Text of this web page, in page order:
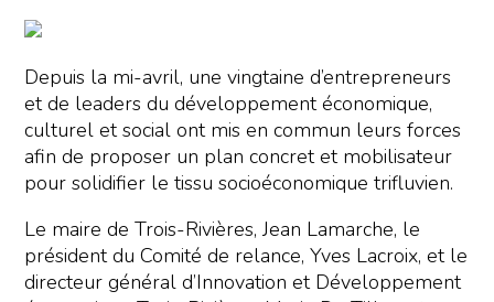
Depuis la mi-avril, une vingtaine d’entrepreneurs
et de leaders du développement économique,
culturel et social ont mis en commun leurs forces
afin de proposer un plan concret et mobilisateur
pour solidifier le tissu socioéconomique trifluvien.
Le maire de Trois-Rivières, Jean Lamarche, le
président du Comité de relance, Yves Lacroix, et le
directeur général d’Innovation et Développement